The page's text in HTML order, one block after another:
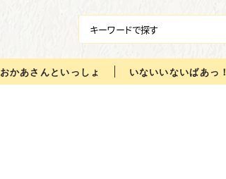
おかあさんといっしょ いないいないばあっ！